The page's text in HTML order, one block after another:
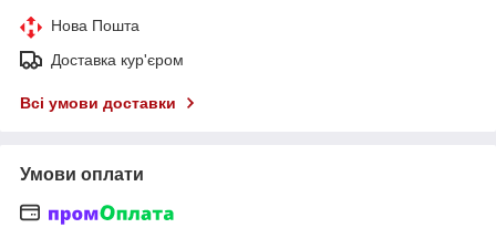
Нова Пошта
Доставка кур'єром
Всі умови доставки
Умови оплати